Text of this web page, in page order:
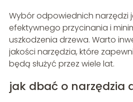
Wybór odpowiednich narzędzi
efektywnego przycinania i
uszkodzenia drzewa. Warto
jakości narzędzia, które
będą służyć przez wiele lat.
jak dbać o narzędzia